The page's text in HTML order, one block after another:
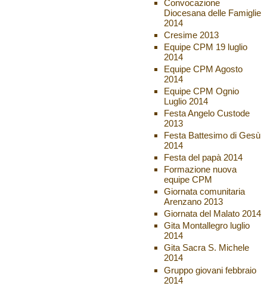
Convocazione
Diocesana delle Famiglie
2014
Cresime 2013
Equipe CPM 19 luglio
2014
Equipe CPM Agosto
2014
Equipe CPM Ognio
Luglio 2014
Festa Angelo Custode
2013
Festa Battesimo di Gesù
2014
Festa del papà 2014
Formazione nuova
equipe CPM
Giornata comunitaria
Arenzano 2013
Giornata del Malato 2014
Gita Montallegro luglio
2014
Gita Sacra S. Michele
2014
Gruppo giovani febbraio
2014